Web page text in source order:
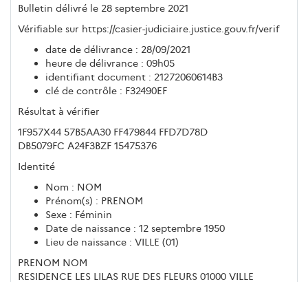
Bulletin délivré le 28 septembre 2021
Vérifiable sur https://casier-judiciaire.justice.gouv.fr/verif
date de délivrance : 28/09/2021
heure de délivrance : 09h05
identifiant document : 21272060614B3
clé de contrôle : F32490EF
Résultat à vérifier
1F957X44 57B5AA30 FF479844 FFD7D78D
DB5079FC A24F3BZF 15475376
Identité
Nom : NOM
Prénom(s) : PRENOM
Sexe : Féminin
Date de naissance : 12 septembre 1950
Lieu de naissance : VILLE (01)
PRENOM NOM
RESIDENCE LES LILAS RUE DES FLEURS 01000 VILLE